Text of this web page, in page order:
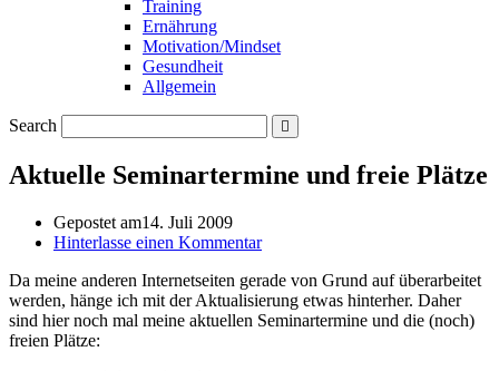
Training
Ernährung
Motivation/Mindset
Gesundheit
Allgemein
Search
Aktuelle Seminartermine und freie Plätze
Gepostet am14. Juli 2009
Hinterlasse einen Kommentar
Da meine anderen Internetseiten gerade von Grund auf überarbeitet
werden, hänge ich mit der Aktualisierung etwas hinterher. Daher
sind hier noch mal meine aktuellen Seminartermine und die (noch)
freien Plätze: